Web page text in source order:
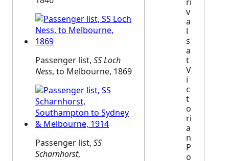
Passenger list, SS Loch
Ness, to Melbourne, 1869
Passenger list, SS
Scharnhorst,
v
a
l
s
a
t
V
i
c
t
o
ri
a
n
P
o